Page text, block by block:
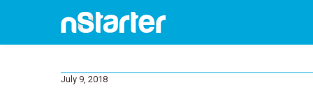
July 9, 2018